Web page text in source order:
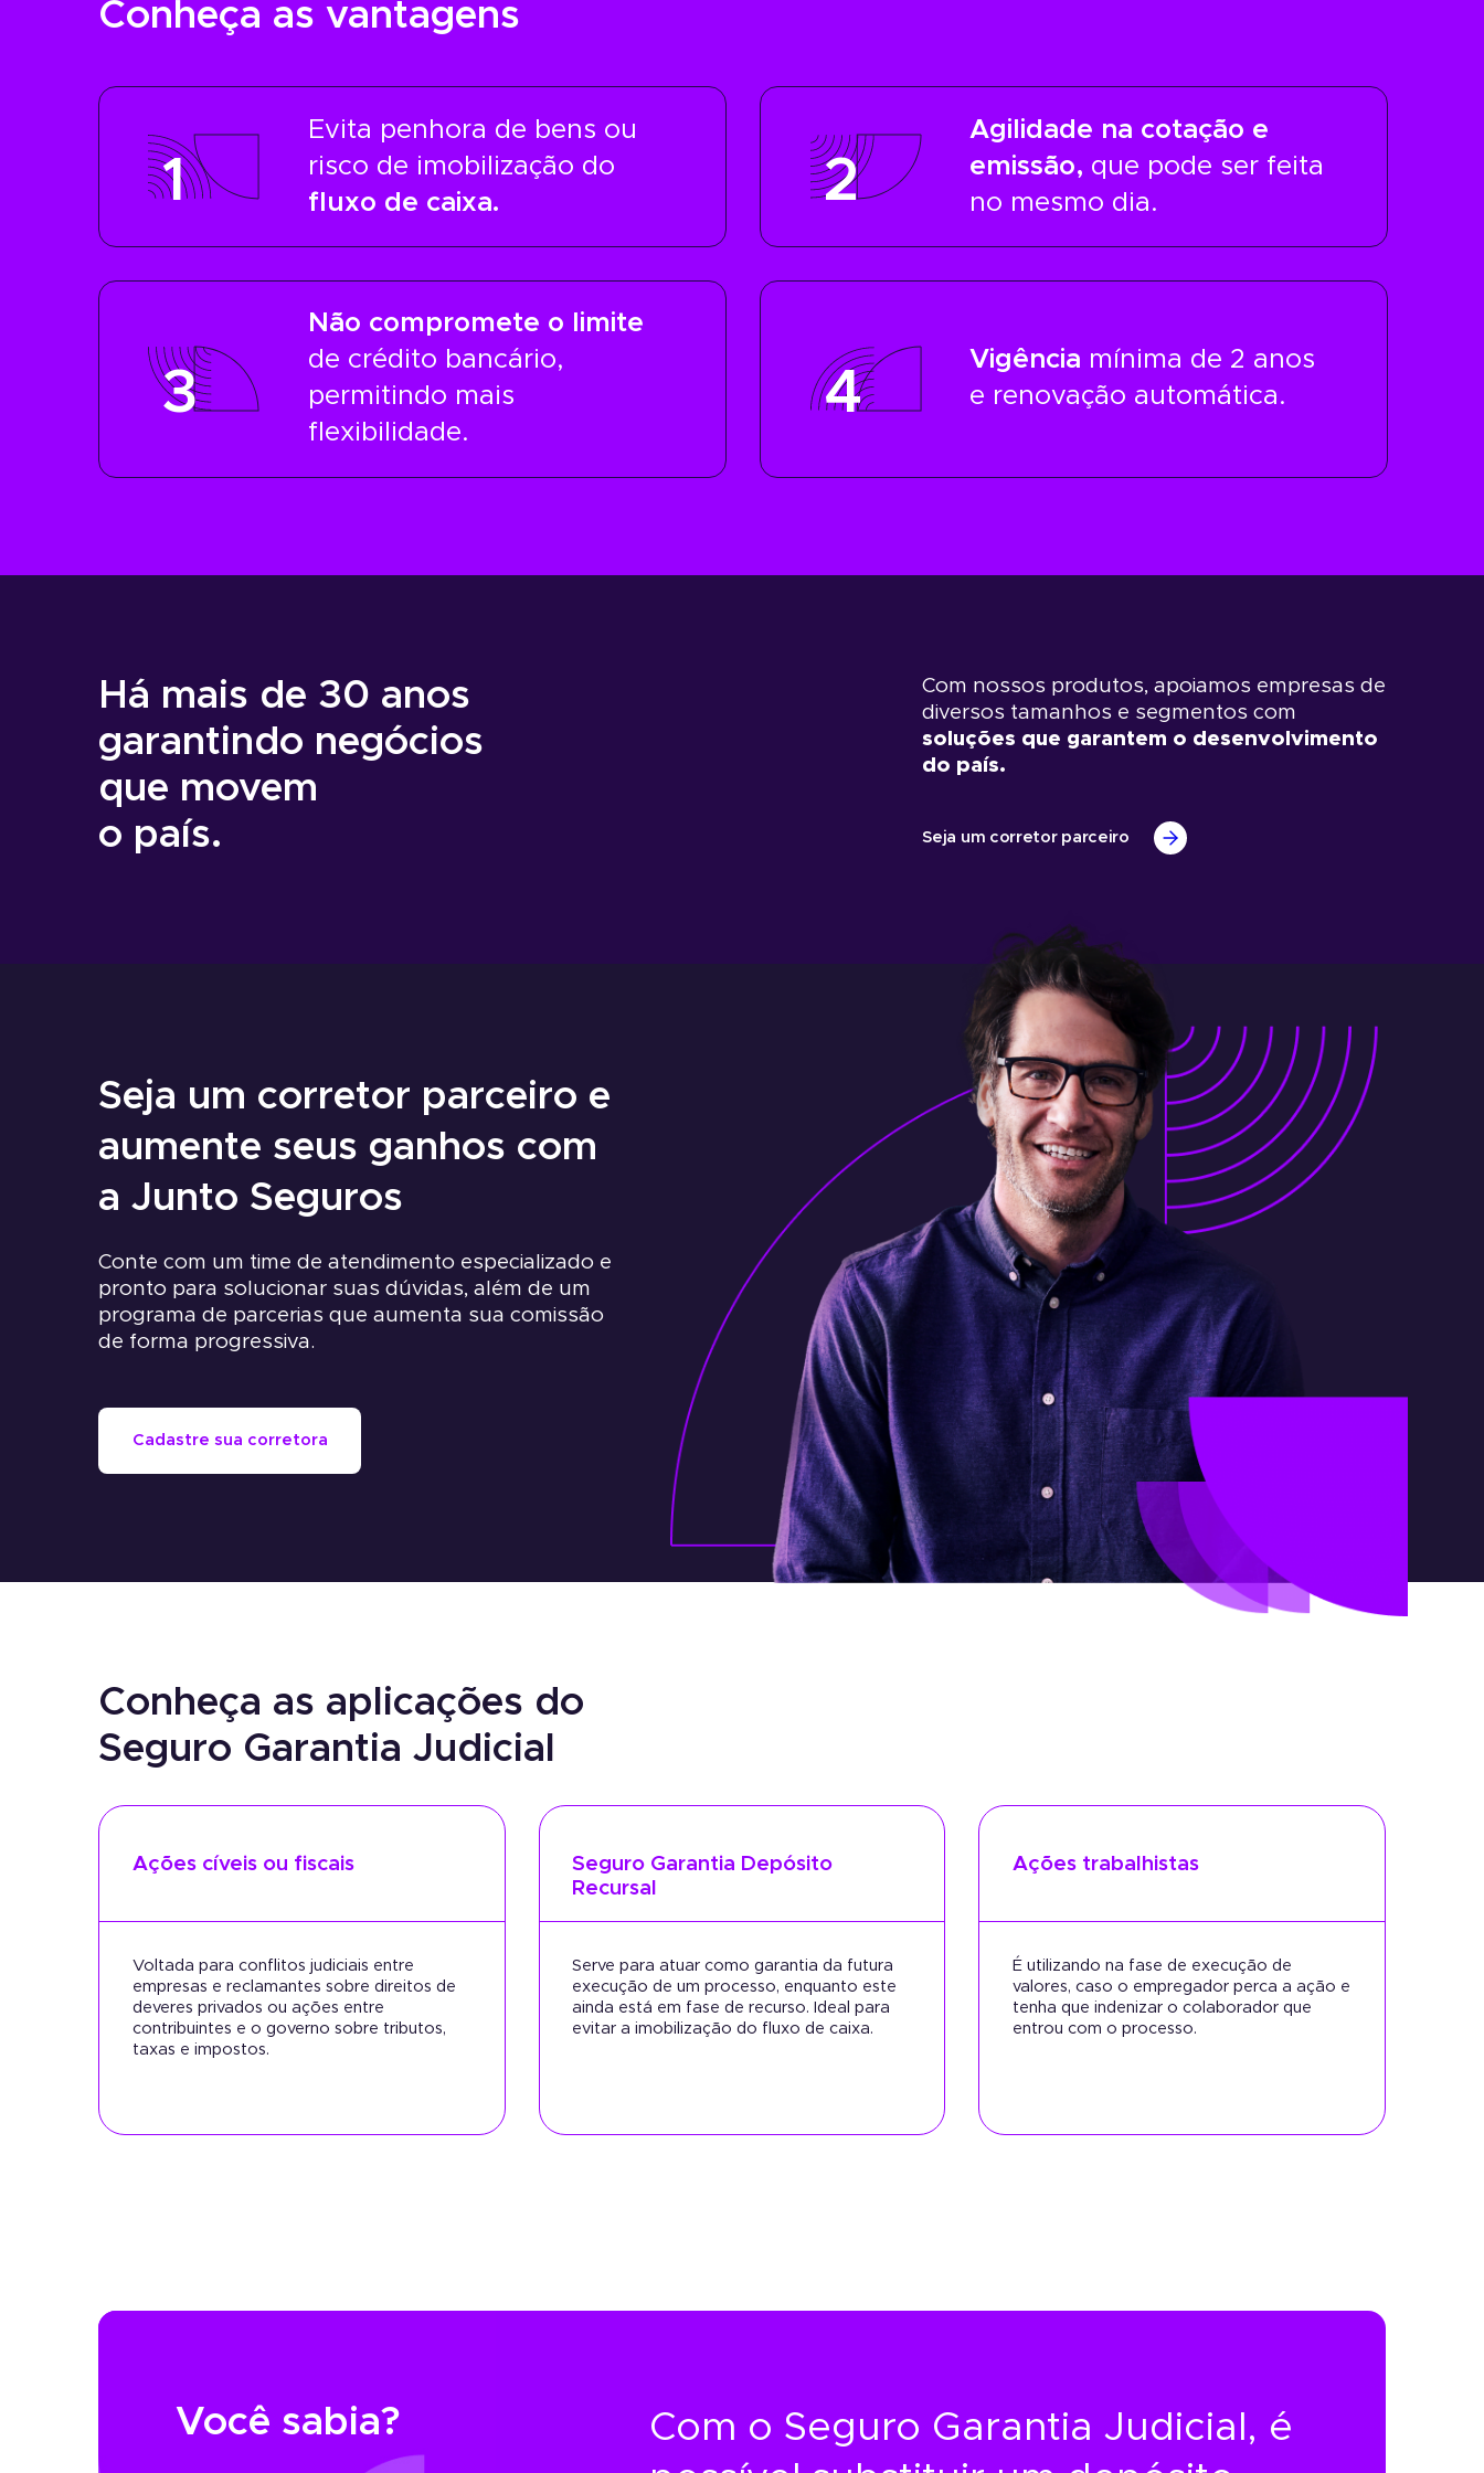
Conheça as vantagens
1
Evita penhora de bens ou
risco de imobilização do
fluxo de caixa.
2
Agilidade na cotação e
emissão, que pode ser feita
no mesmo dia.
3
Não compromete o limite
de crédito bancário,
permitindo mais
flexibilidade.
4
Vigência mínima de 2 anos
e renovação automática.
Há mais de 30 anos
garantindo negócios
que movem
o país.
Com nossos produtos, apoiamos empresas de
diversos tamanhos e segmentos com
soluções que garantem o desenvolvimento
do país.
Seja um corretor parceiro
Seja um corretor parceiro e
aumente seus ganhos com
a Junto Seguros
Conte com um time de atendimento especializado e
pronto para solucionar suas dúvidas, além de um
programa de parcerias que aumenta sua comissão
de forma progressiva.
Cadastre sua corretora
Conheça as aplicações do
Seguro Garantia Judicial
Ações cíveis ou fiscais
Voltada para conflitos judiciais entre
empresas e reclamantes sobre direitos de
deveres privados ou ações entre
contribuintes e o governo sobre tributos,
taxas e impostos.
Seguro Garantia Depósito
Recursal
Serve para atuar como garantia da futura
execução de um processo, enquanto este
ainda está em fase de recurso. Ideal para
evitar a imobilização do fluxo de caixa.
Ações trabalhistas
É utilizando na fase de execução de
valores, caso o empregador perca a ação e
tenha que indenizar o colaborador que
entrou com o processo.
Você sabia?
Com o Seguro Garantia Judicial, é